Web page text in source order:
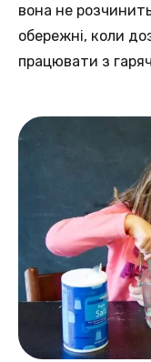
вона не
обережні, коли
працювати з